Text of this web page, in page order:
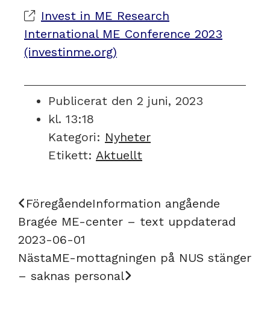
Invest in ME Research
International ME Conference 2023
(investinme.org)
Publicerat den 2 juni, 2023
kl. 13:18
Kategori: Nyheter
Etikett: Aktuellt
FöregåendeInformation angående
Bragée ME-center – text uppdaterad
2023-06-01
NästaME-mottagningen på NUS stänger
– saknas personal